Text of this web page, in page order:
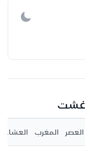
غشت
العصر المغرب العشاء